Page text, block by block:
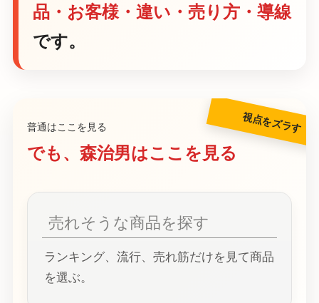
品・お客様・違い・売り方・導線
です。
普通はここを見る
でも、森治男はここを見る
売れそうな商品を探す
ランキング、流行、売れ筋だけを見て商品
を選ぶ。